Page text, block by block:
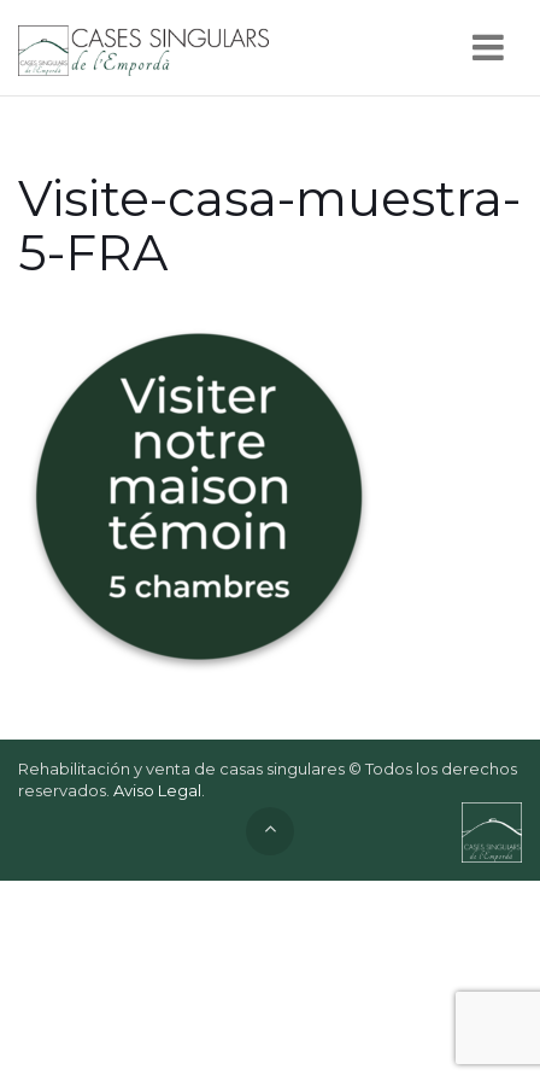
Visite-casa-muestra-
5-FRA
Rehabilitación y venta de casas singulares © Todos los derechos
reservados. Aviso Legal